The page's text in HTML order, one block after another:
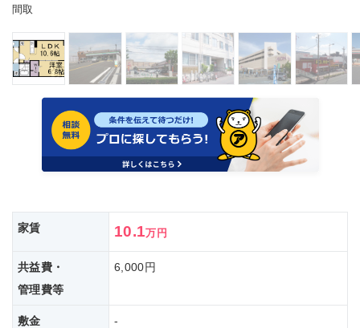
間取
家賃 10.1万円
共益費・
管理費等
6,000円
敷金 -